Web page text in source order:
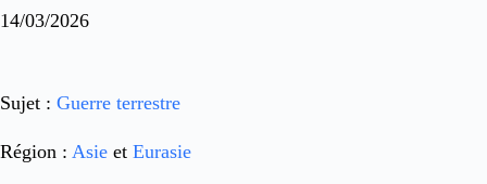
14/03/2026
Sujet : Guerre terrestre
Région : Asie et Eurasie